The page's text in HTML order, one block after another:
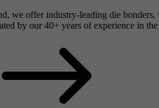
we offer industry-leading die
by our 40+ years of experience in